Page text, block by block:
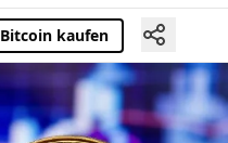
Bitcoin kaufen